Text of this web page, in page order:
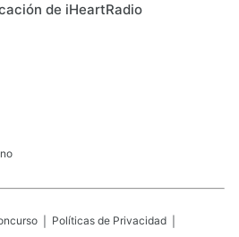
de iHeartRadio
Políticas de Privacidad